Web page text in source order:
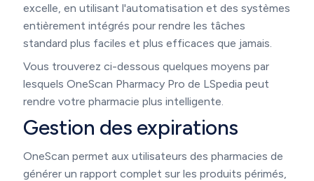
excelle, en utilisant l'automatisation et des systèmes
entièrement intégrés pour rendre les tâches
standard plus faciles et plus efficaces que jamais.
Vous trouverez ci-dessous quelques moyens par
lesquels OneScan Pharmacy Pro de LSpedia peut
rendre votre pharmacie plus intelligente.
Gestion des expirations
OneScan permet aux utilisateurs des pharmacies de
générer un rapport complet sur les produits périmés,